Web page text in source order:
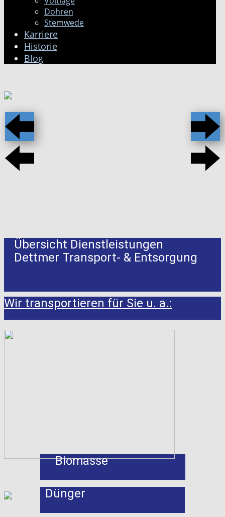
Dohren
Stemwede
Karriere
Historie
Blog
Übersicht Dienstleistungen
Dettmer Transport- & Entsorgung
Wir transportieren für Sie u. a.:
Biomasse
Dünger